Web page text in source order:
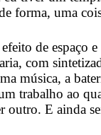
forma, uma
de espaço
com
música, a
trabalho ao
E ainda